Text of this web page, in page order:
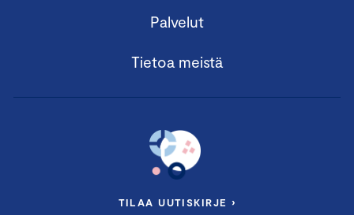
Palvelut
Tietoa meistä
TILAA UUTISKIRJE ›